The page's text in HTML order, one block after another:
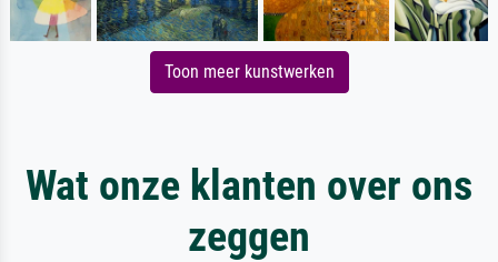
Toon meer kunstwerken
Wat onze klanten over ons
zeggen